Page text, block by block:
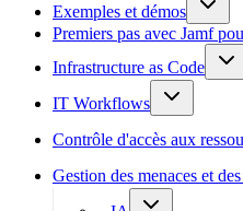
Exemples et démos
Premiers pas avec Jamf
Infrastructure as Code
IT Workflows
Contrôle d'accès aux
Gestion des menaces et